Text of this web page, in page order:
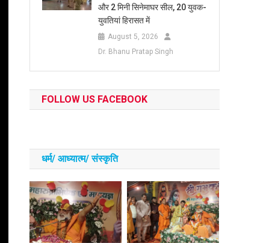
और 2 मिनी सिनेमाघर सील, 20 युवक-
युवतियां हिरासत में
August 5, 2026
Dr. Bhanu Pratap Singh
FOLLOW US FACEBOOK
धर्म/ आध्‍यात्‍म/ संस्‍कृति